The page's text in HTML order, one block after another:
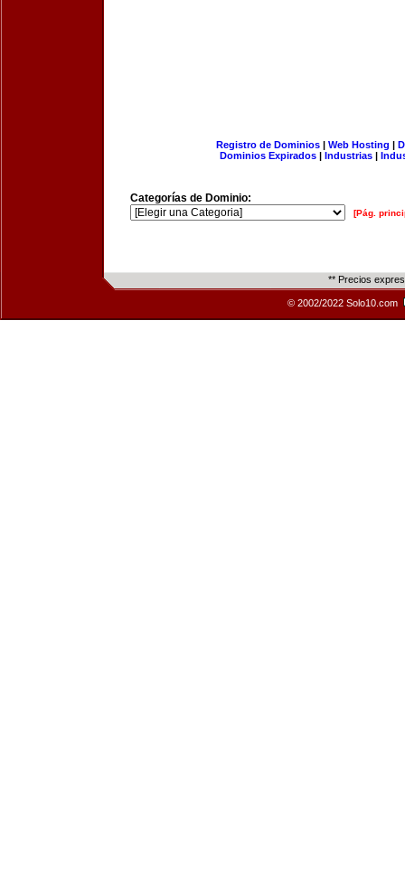
Registro de Dominios| Web Hosting |
Dominios Expirados | Industrias |
Categorías de Dominio:
[Pág.
** Precios
© 2002/2022 Solo10.com